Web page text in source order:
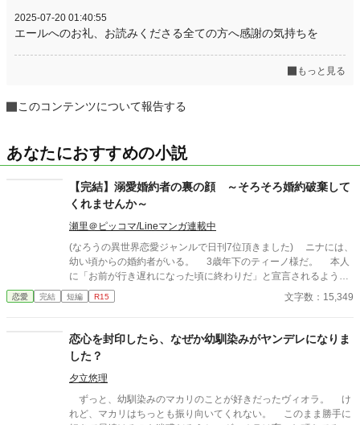
2025-07-20 01:40:55
エールへのお礼、お読みくださる全ての方へ感謝の気持ちを
もっと見る
このコンテンツについて報告する
あなたにおすすめの小説
【完結】溺愛婚約者の裏の顔 ～そろそろ婚約破棄して
くれませんか～
瀬里＠ピッコマ/Lineマンガ連載中
(なろうの異世界恋愛ジャンルで日刊7位頂きました) ニナには、
幼い頃からの婚約者がいる。 3歳年下のティーノ様だ。 本人
に「お前が行き遅れになった頃に終わりだ」と宣言されるよう
な、典型的な「婚約破棄前提の格差婚約」だ。 行き遅れになる
前に何とか婚約破棄できないかと頑張ってはみるが、うまくいか
なら、現在１６歳のティーノ様は、匂いたつような色香と初々し
さとを併せ持つ、美青年へと成長してしまったのだ。おまけに人
前では、誰もがうらやむような溺愛ぶりだ。それが偽物だったと
しても、こんな風に夢を見させてもらえる体験なんて、そうそう
できやしない。 もちろん人前でだけで、裏ではひどいものだけ
ど。 そんな中、第三王女殿下が、ティーノ様をお気に召したら
しいという噂が飛び込んできて、あきらめかけていた婚約破棄が
恋愛 完結 短編 R15 文字数：15,349
恋心を封印したら、なぜか幼馴染みがヤンデレになりま
した？
夕立悠理
ずっと、幼馴染みのマカリのことが好きだったヴィオラ。 け
れど、マカリはちっとも振り向いてくれない。 このまま勝手に